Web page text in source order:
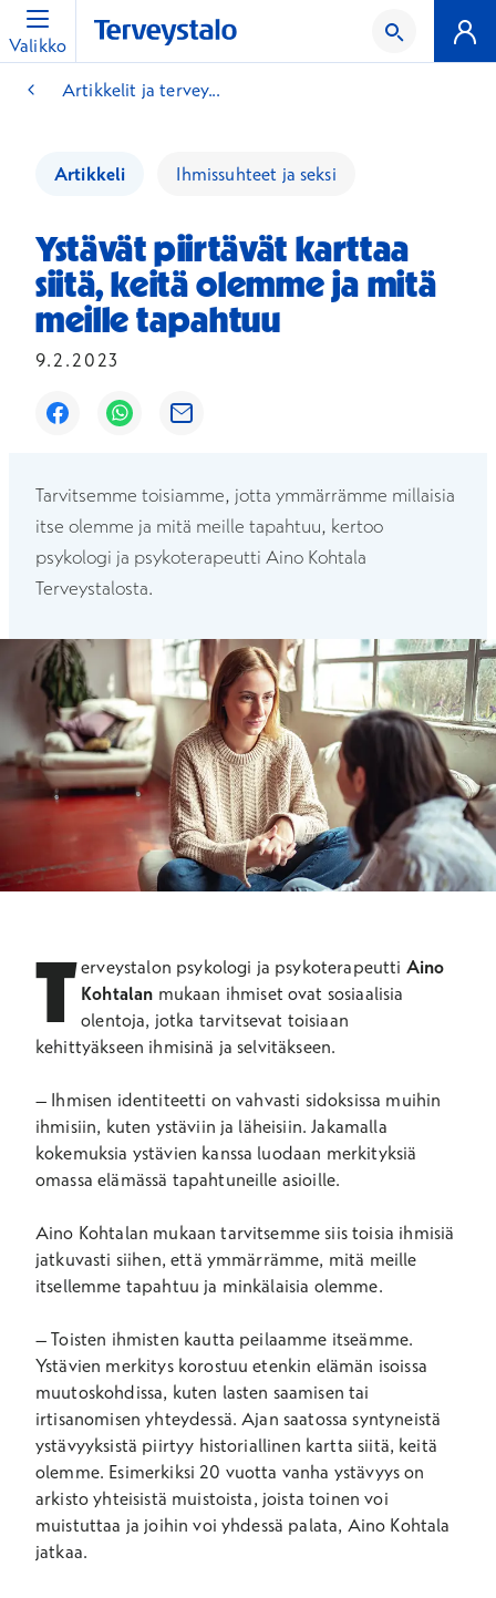
Valikko
Artikkelit ja tervey...
Artikkeli Ihmissuhteet ja seksi
Ystävät piirtävät karttaa
siitä, keitä olemme ja mitä
meille tapahtuu
9.2.2023
Avautuu uuteen ikkunaan
Avautuu uuteen ikkunaan
Avautuu uuteen ikkunaan
Tarvitsemme toisiamme, jotta ymmärrämme millaisia
itse olemme ja mitä meille tapahtuu, kertoo
psykologi ja psykoterapeutti Aino Kohtala
Terveystalosta.
T erveystalon psykologi ja psykoterapeutti Aino
Kohtalan mukaan ihmiset ovat sosiaalisia
olentoja, jotka tarvitsevat toisiaan
kehittyäkseen ihmisinä ja selvitäkseen.
– Ihmisen identiteetti on vahvasti sidoksissa muihin
ihmisiin, kuten ystäviin ja läheisiin. Jakamalla
kokemuksia ystävien kanssa luodaan merkityksiä
omassa elämässä tapahtuneille asioille.
Aino Kohtalan mukaan tarvitsemme siis toisia ihmisiä
jatkuvasti siihen, että ymmärrämme, mitä meille
itsellemme tapahtuu ja minkälaisia olemme.
– Toisten ihmisten kautta peilaamme itseämme.
Ystävien merkitys korostuu etenkin elämän isoissa
muutoskohdissa, kuten lasten saamisen tai
irtisanomisen yhteydessä. Ajan saatossa syntyneistä
ystävyyksistä piirtyy historiallinen kartta siitä, keitä
olemme. Esimerkiksi 20 vuotta vanha ystävyys on
arkisto yhteisistä muistoista, joista toinen voi
muistuttaa ja joihin voi yhdessä palata, Aino Kohtala
jatkaa.